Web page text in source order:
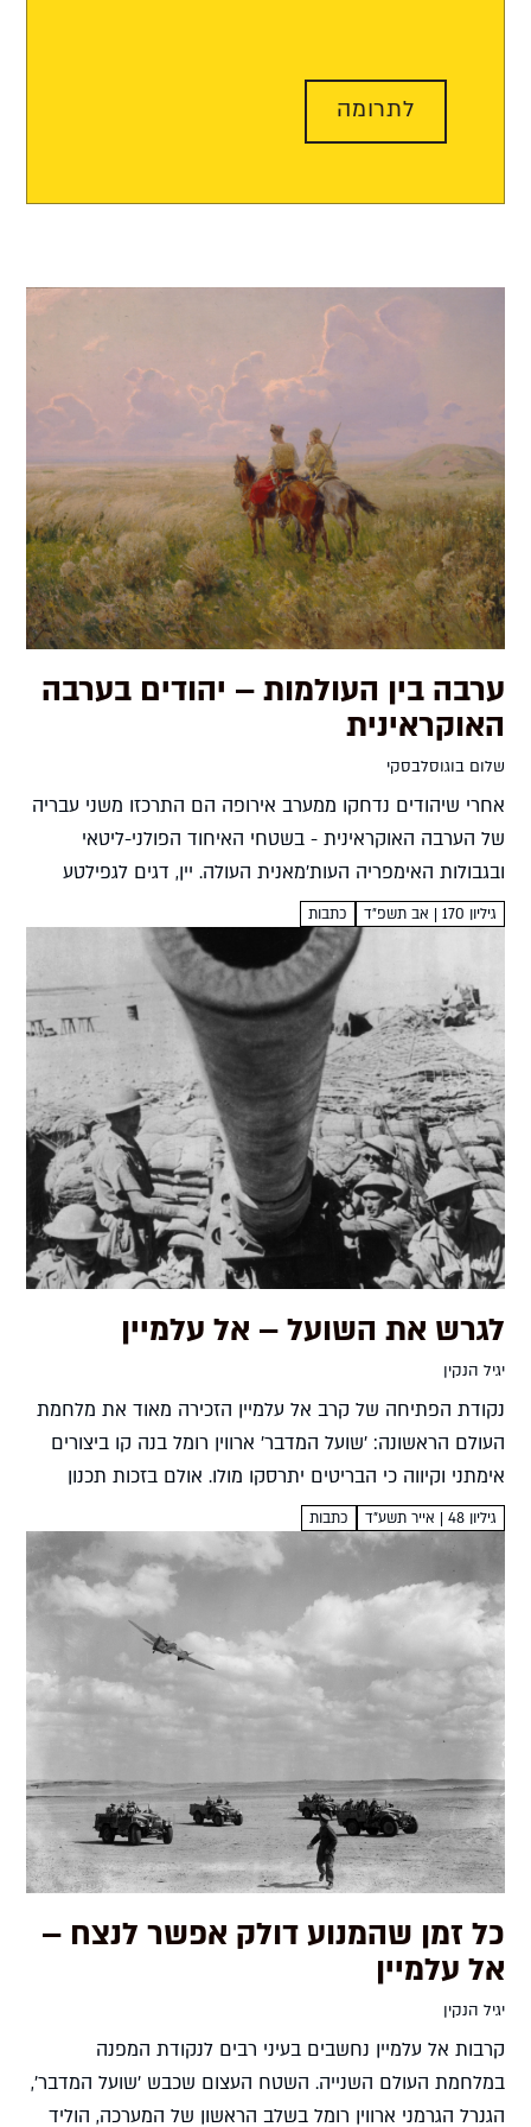
לתרומה
ערבה בין העולמות – יהודים בערבה
האוקראינית
שלום בוגוסלבסקי
אחרי שיהודים נדחקו ממערב אירופה הם התרכזו משני עבריה
של הערבה האוקראינית - בשטחי האיחוד הפולני-ליטאי
ובגבולות האימפריה העות'מאנית העולה. יין, דגים לגפילטע
פיש ורעיונות משיחיים עברו מצד לצד. סיפורו של אזור ספר
שלום בוגוסלבסקי...
גיליון 170 | אב תשפ״ד כתבות
לגרש את השועל – אל עלמיין
יגיל הנקין
נקודת הפתיחה של קרב אל עלמיין הזכירה מאוד את מלחמת
העולם הראשונה: 'שועל המדבר' ארווין רומל בנה קו ביצורים
אימתני וקיווה כי הבריטים יתרסקו מולו. אולם בזכות תכנון
מחוכם, מודיעין טוב, יתרון משמעותי בכמות החיילים...
גיליון 48 | אייר תשע"ד כתבות
כל זמן שהמנוע דולק אפשר לנצח –
אל עלמיין
יגיל הנקין
קרבות אל עלמיין נחשבים בעיני רבים לנקודת המפנה
במלחמת העולם השנייה. השטח העצום שכבש 'שועל המדבר',
הגנרל הגרמני ארווין רומל בשלב הראשון של המערכה, הוליד